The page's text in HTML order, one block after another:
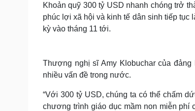
Khoản quỹ 300 tỷ USD nhanh chóng trở
phúc lợi xã hội và kinh tế dân sinh tiếp
kỳ vào tháng 11 tới.
Thượng nghị sĩ Amy Klobuchar của
nhiều vấn đề trong nước.
“Với 300 tỷ USD, chúng ta có thể chấm
chương trình giáo dục mầm non miễn phí